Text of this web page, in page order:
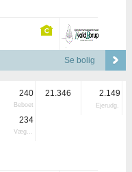
Se bolig
240
Beboet
234
Vægtet
21.346 2.149
Ejerudg.